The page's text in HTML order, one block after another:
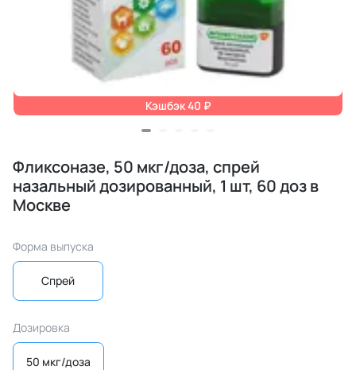
Кэшбэк 40 ₽
Фликсоназе, 50 мкг/доза, спрей
назальный дозированный, 1 шт, 60 доз в
Москве
Форма выпуска
Спрей
Дозировка
50 мкг/доза